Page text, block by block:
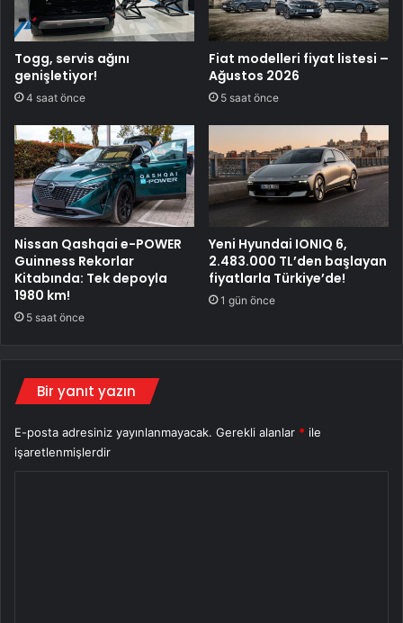
Togg, servis ağını
genişletiyor!
4 saat önce
Fiat modelleri fiyat listesi –
Ağustos 2026
5 saat önce
Nissan Qashqai e-POWER
Guinness Rekorlar
Kitabında: Tek depoyla
1980 km!
5 saat önce
Yeni Hyundai IONIQ 6,
2.483.000 TL’den başlayan
fiyatlarla Türkiye’de!
1 gün önce
Bir yanıt yazın
E-posta adresiniz yayınlanmayacak. Gerekli alanlar * ile
işaretlenmişlerdir